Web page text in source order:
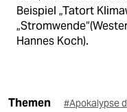
Beispiel „Tatort
Hannes Koch).
Themen #Apokalypse